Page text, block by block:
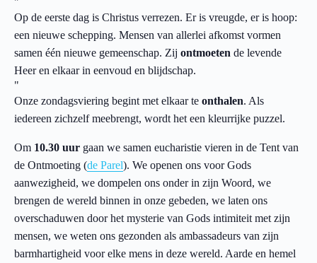
Op de eerste dag is Christus verrezen. Er is vreugde, er is hoop:
een nieuwe schepping. Mensen van allerlei afkomst vormen
samen één nieuwe gemeenschap. Zij ontmoeten de levende
Heer en elkaar in eenvoud en blijdschap.
Onze zondagsviering begint met elkaar te onthalen. Als
iedereen zichzelf meebrengt, wordt het een kleurrijke puzzel.
Om 10.30 uur gaan we samen eucharistie vieren in de Tent van
de Ontmoeting (de Parel). We openen ons voor Gods
aanwezigheid, we dompelen ons onder in zijn Woord, we
brengen de wereld binnen in onze gebeden, we laten ons
overschaduwen door het mysterie van Gods intimiteit met zijn
mensen, we weten ons gezonden als ambassadeurs van zijn
barmhartigheid voor elke mens in deze wereld. Aarde en hemel